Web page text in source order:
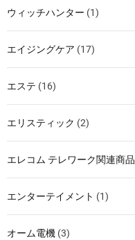
ウィッチハンター (1)
エイジングケア (17)
エステ (16)
エリスティック (2)
エレコム テレワーク関連商品
エンターテイメント (1)
オーム電機 (3)